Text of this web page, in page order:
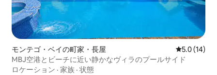
モンテゴ・ベイの町家・長屋 レビュー14
5.0 (14)
MBJ空港とビーチに近い静かなヴィラのプールサイド
ロケーション · 家族 · 状態